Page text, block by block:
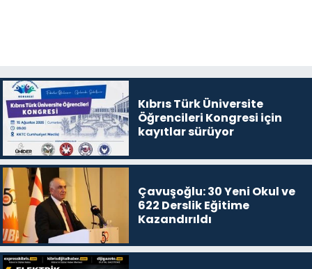
Kıbrıs Türk Üniversite
Öğrencileri Kongresi için
kayıtlar sürüyor
Çavuşoğlu: 30 Yeni Okul ve
622 Derslik Eğitime
Kazandırıldı